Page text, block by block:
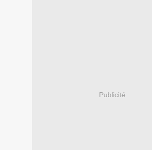
Publicité